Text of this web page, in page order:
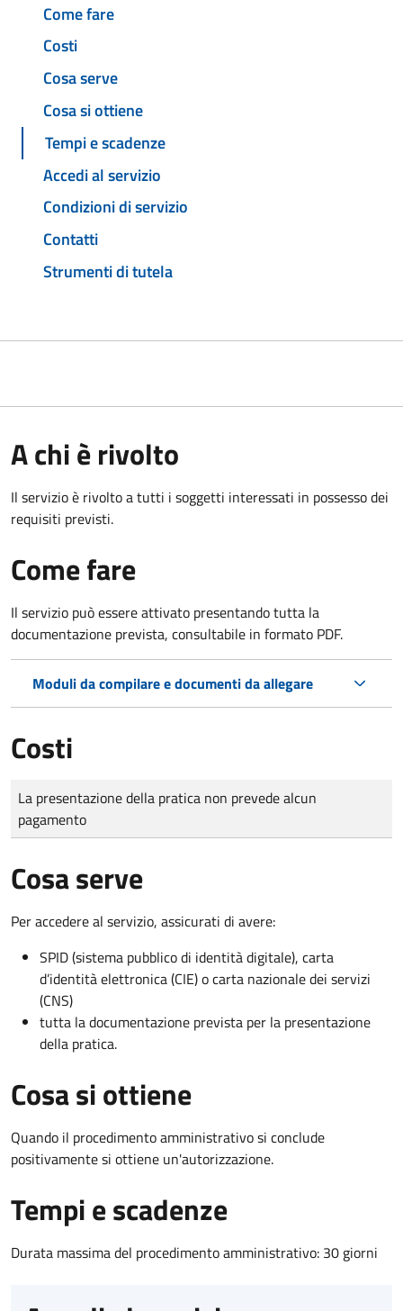
Come fare
Costi
Cosa serve
Cosa si ottiene
Tempi e scadenze
Accedi al servizio
Condizioni di servizio
Contatti
Strumenti di tutela
A chi è rivolto
Il servizio è rivolto a tutti i soggetti interessati in possesso dei
requisiti previsti.
Come fare
Il servizio può essere attivato presentando tutta la
documentazione prevista, consultabile in formato PDF.
Moduli da compilare e documenti da allegare
Costi
Tipo di pagamento
Importo
La presentazione della pratica non prevede alcun
pagamento
Cosa serve
Per accedere al servizio, assicurati di avere:
SPID (sistema pubblico di identità digitale), carta
d’identità elettronica (CIE) o carta nazionale dei servizi
(CNS)
tutta la documentazione prevista per la presentazione
della pratica.
Cosa si ottiene
Quando il procedimento amministrativo si conclude
positivamente si ottiene un'autorizzazione.
Tempi e scadenze
Durata massima del procedimento amministrativo: 30 giorni